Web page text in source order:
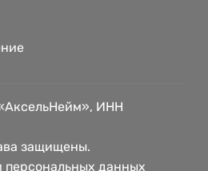
ИНН
защищены.
персональных данных